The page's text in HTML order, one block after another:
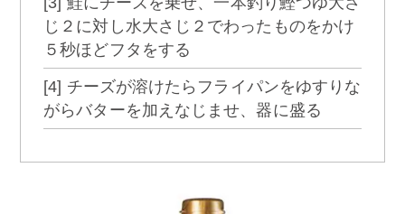
じ２に対し水大さじ２でわったものをかけ
５秒ほどフタをする
[4] チーズが溶けたらフライパンをゆすりな
がらバターを加えなじませ、器に盛る